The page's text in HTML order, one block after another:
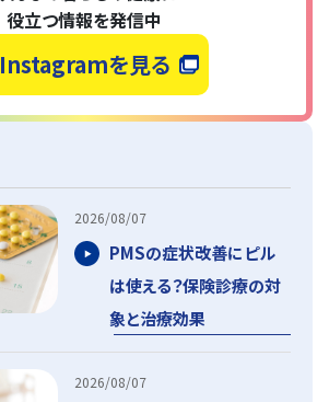
役立つ情報を発信中
Instagramを見る
2026/08/07
PMSの症状改善にピル
は使える？保険診療の対
象と治療効果
2026/08/07